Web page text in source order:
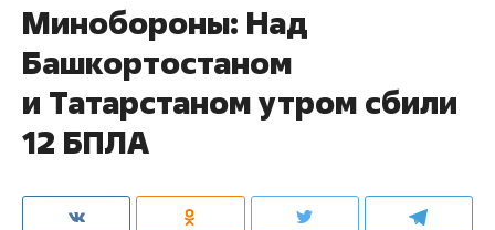
Минобороны: Над
Башкортостаном
и Татарстаном утром сбили
12 БПЛА